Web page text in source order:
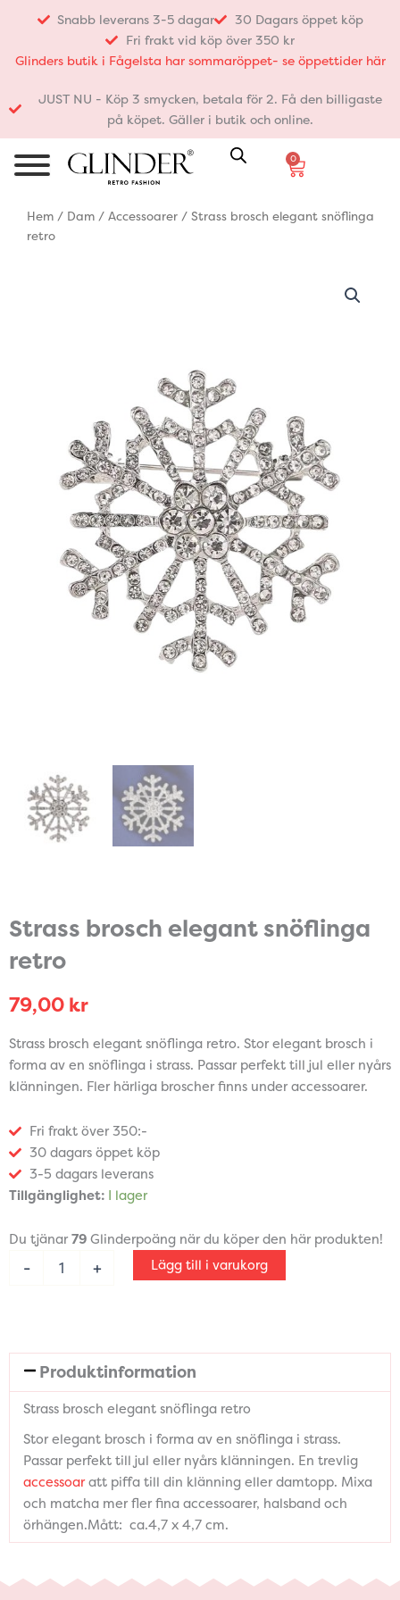
innehåll
Snabb leverans 3-5 dagar
30 Dagars öppet köp
Fri frakt vid köp över 350 kr
Glinders butik i Fågelsta har sommaröppet- se öppettider här
JUST NU - Köp 3 smycken, betala för 2. Få den billigaste
på köpet. Gäller i butik och online.
0
Varukorg
Hem / Dam / Accessoarer / Strass brosch elegant snöflinga
retro
Strass brosch elegant snöflinga
retro
79,00 kr
Strass brosch elegant snöflinga retro. Stor elegant brosch i
forma av en snöflinga i strass. Passar perfekt till jul eller nyårs
klänningen. Fler härliga broscher finns under accessoarer.
Fri frakt över 350:-
30 dagars öppet köp
3-5 dagars leverans
Tillgänglighet: I lager
Du tjänar 79 Glinderpoäng när du köper den här produkten!
-
Strass
snöflinga
+ Lägg till i varukorg
Produktinformation
Strass brosch elegant snöflinga retro
Stor elegant brosch i forma av en snöflinga i strass.
Passar perfekt till jul eller nyårs klänningen. En trevlig
accessoaratt piffa till din klänning eller damtopp. Mixa
och matcha mer fler fina accessoarer, halsband och
örhängen.Mått: ca.4,7 x 4,7 cm.